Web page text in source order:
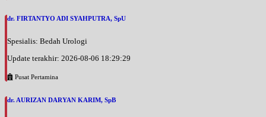
dr. FIRTANTYO ADI SYAHPUTRA, SpU
Spesialis: Bedah Urologi
Update terakhir: 2026-08-06 18:29:29
Pusat Pertamina
dr. AURIZAN DARYAN KARIM, SpB